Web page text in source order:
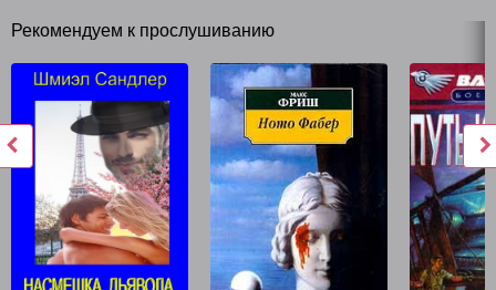
Рекомендуем к прослушиванию